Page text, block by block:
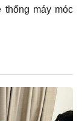
máy móc